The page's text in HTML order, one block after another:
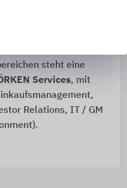
steht eine
Services, mit
Relations, IT / GM